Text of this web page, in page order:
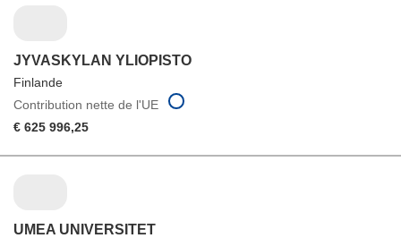
JYVASKYLAN YLIOPISTO
Finlande
Contribution nette de l'UE
€ 625 996,25
UMEA UNIVERSITET